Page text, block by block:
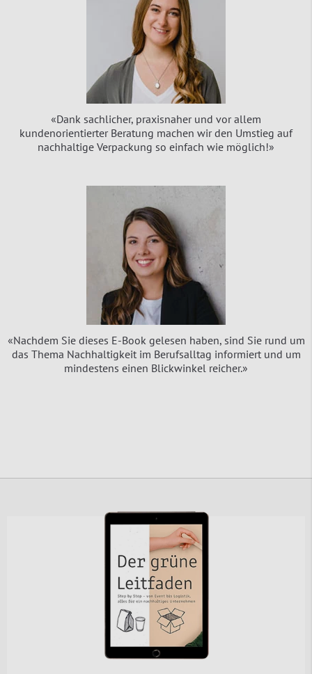
«Dank sachlicher, praxisnaher und vor allem
kundenorientierter Beratung machen wir den Umstieg auf
nachhaltige Verpackung so einfach wie möglich!»
«Nachdem Sie dieses E-Book gelesen haben, sind Sie rund um
das Thema Nachhaltigkeit im Berufsalltag informiert und um
mindestens einen Blickwinkel reicher.»